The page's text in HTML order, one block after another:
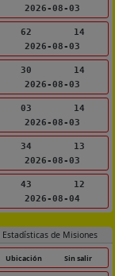
2026-08-03
62
14
2026-08-03
30
14
2026-08-03
03
14
2026-08-03
34
13
2026-08-03
43
12
2026-08-04
Estadísticas de Misiones
Ubicación Sin salir